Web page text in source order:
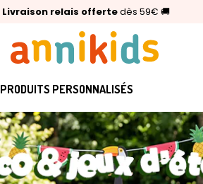
Livraison relais offertedès 59€ 🚚
🥇Palmarès Capital 2025 :Annikids N°1
⭐⭐⭐⭐⭐4,6/5(24 000 avis clients)
PRODUITS PERSONNALISÉS